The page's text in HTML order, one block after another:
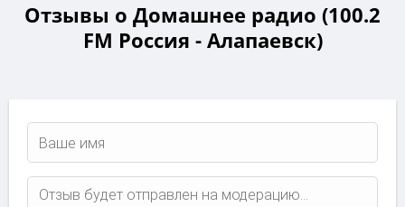
Отзывы о Домашнее радио (100.2
FM Россия - Алапаевск)